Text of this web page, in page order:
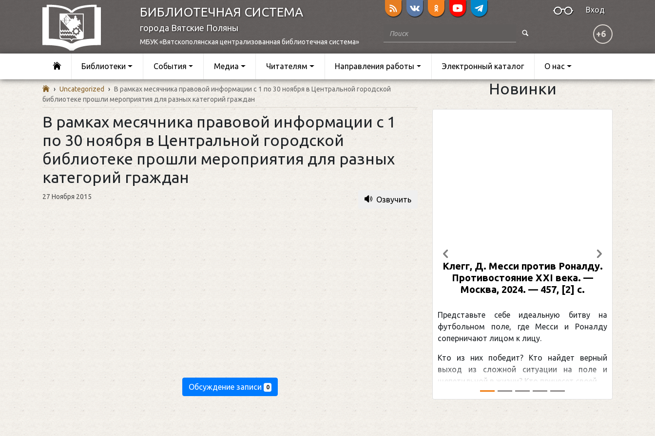
БИБЛИОТЕЧНАЯ СИСТЕМА
города Вятские Поляны
МБУК «Вятскополянская централизованная библиотечная система»
Вход
+6
Библиотеки События Медиа Читателям Направления работы Электронный каталог О нас
› Uncategorized › В рамках месячника правовой информации с 1 по 30 ноября в Центральной городской
библиотеке прошли мероприятия для разных категорий граждан
В рамках месячника правовой информации с 1
по 30 ноября в Центральной городской
библиотеке прошли мероприятия для разных
категорий граждан
27 Ноября 2015 Озвучить
Обсуждение записи 0
Новинки
Клегг, Д. Месси против Роналду.
Противостояние XXI века. —
Москва, 2024. — 457, [2] с.
Представьте себе идеальную битву на
футбольном поле, где Месси и Роналду
соперничают лицом к лицу.
Кто из них победит? Кто найдет верный
выход из сложной ситуации на поле и
щепетильной в жизни? Кто принесет своей ...
Предыдущий Следующий